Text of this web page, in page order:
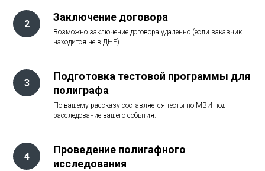
Заключение договора
Возможно заключение договора удаленно (если заказчик
находится не в ДНР)
Подготовка тестовой программы для
полиграфа
По вашему рассказу составляется тесты по МВИ под
расследование вашего события.
Проведение полигафного
исследования